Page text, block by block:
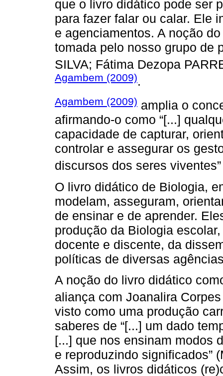
que o livro didático pode ser
para fazer falar ou calar. Ele
e agenciamentos. A noção
tomada pelo nosso grupo de
SILVA; Fátima Dezopa
Agambem (2009).
Agambem (2009) amplia o
afirmando-o como “[...]
capacidade de capturar,
controlar e assegurar os
discursos dos seres
O livro didático de Biologia,
modelam, asseguram,
de ensinar e de aprender.
produção da Biologia
docente e discente, da
políticas de diversas
A noção do livro didático
aliança com Joanalira
visto como uma produção
saberes de “[...] um dado
[...] que nos ensinam modos
e reproduzindo significados”
Assim, os livros didáticos